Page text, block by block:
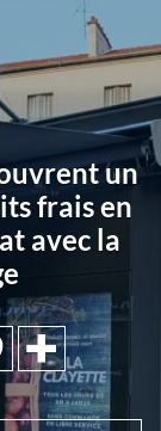
un
frais en
avec la